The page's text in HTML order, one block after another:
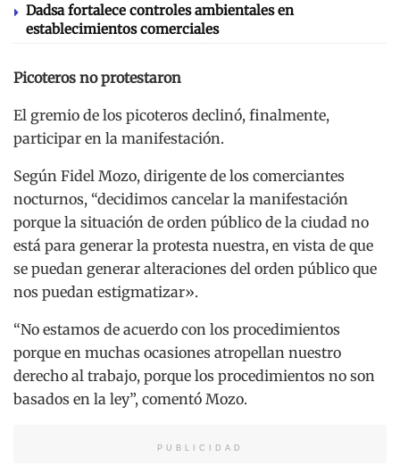
Dadsa fortalece controles ambientales en
establecimientos comerciales
Picoteros no protestaron
El gremio de los picoteros declinó, finalmente,
participar en la manifestación.
Según Fidel Mozo, dirigente de los comerciantes
nocturnos, “decidimos cancelar la manifestación
porque la situación de orden público de la ciudad no
está para generar la protesta nuestra, en vista de que
se puedan generar alteraciones del orden público que
nos puedan estigmatizar».
“No estamos de acuerdo con los procedimientos
porque en muchas ocasiones atropellan nuestro
derecho al trabajo, porque los procedimientos no son
basados en la ley”, comentó Mozo.
PUBLICIDAD